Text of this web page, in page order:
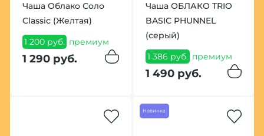
Чаша Облако Соло
Classic (Желтая)
1 200 руб. премиум
1 290 руб.
Чаша ОБЛАКО ТRIO
BASIC PHUNNEL
(серый)
1 386 руб. премиум
1 490 руб.
Новинка